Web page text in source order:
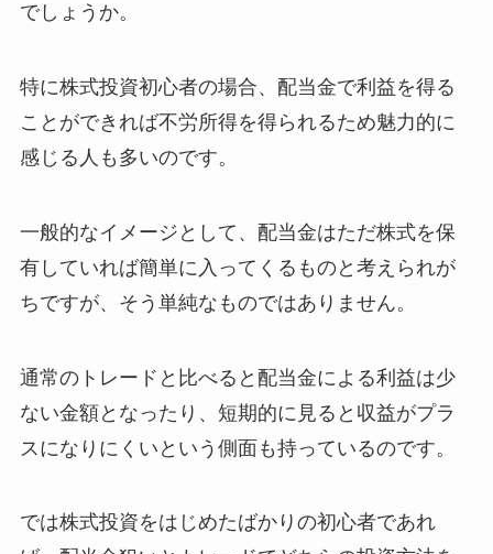
でしょうか。
特に株式投資初心者の場合、配当金で利益を得る
ことができれば不労所得を得られるため魅力的に
感じる人も多いのです。
一般的なイメージとして、配当金はただ株式を保
有していれば簡単に入ってくるものと考えられが
ちですが、そう単純なものではありません。
通常のトレードと比べると配当金による利益は少
ない金額となったり、短期的に見ると収益がプラ
スになりにくいという側面も持っているのです。
では株式投資をはじめたばかりの初心者であれ